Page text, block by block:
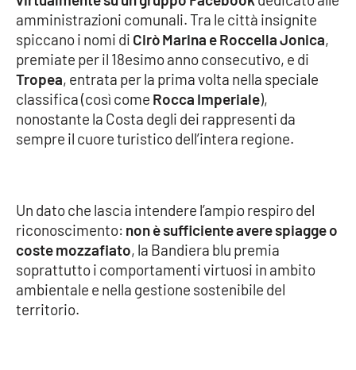
SPECIALI
Buona Sanità Calabria
LA
CALABRIAVISIONE
Destinazioni
Food
Storie
LAC
amministrazioni comunali. Tra le città insignite
spiccano i nomi di Cirò Marina e Roccella Jonica,
premiate per il 18esimo anno consecutivo, e di
Tropea, entrata per la prima volta nella speciale
classifica (così come Rocca Imperiale),
nonostante la Costa degli dei rappresenti da
sempre il cuore turistico dell’intera regione.
Un dato che lascia intendere l’ampio respiro del
riconoscimento: non è sufficiente avere spiagge o
coste mozzafiato, la Bandiera blu premia
soprattutto i comportamenti virtuosi in ambito
ambientale e nella gestione sostenibile del
territorio.